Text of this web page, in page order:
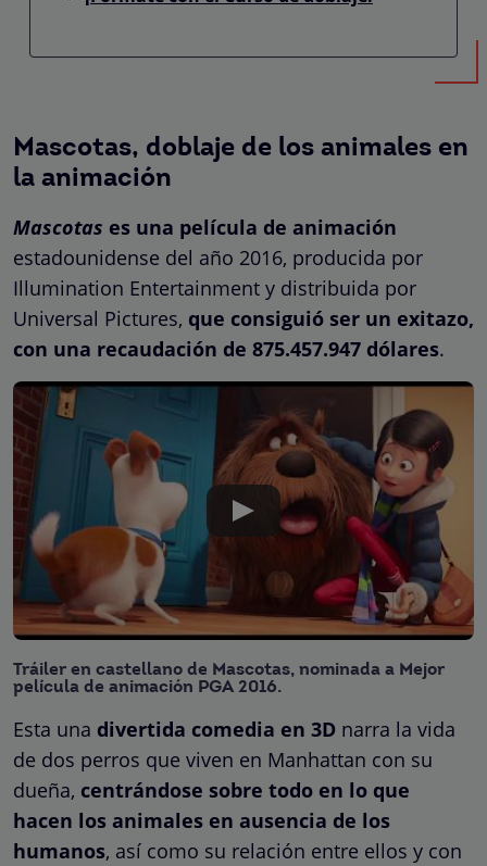
Mascotas, doblaje de los animales en
la animación
Mascotas es una película de animación
estadounidense del año 2016, producida por
Illumination Entertainment y distribuida por
Universal Pictures, que consiguió ser un exitazo,
con una recaudación de 875.457.947 dólares.
Tráiler en castellano de Mascotas, nominada a Mejor
película de animación PGA 2016.
Esta una divertida comedia en 3D narra la vida
de dos perros que viven en Manhattan con su
dueña, centrándose sobre todo en lo que
hacen los animales en ausencia de los
humanos, así como su relación entre ellos y con